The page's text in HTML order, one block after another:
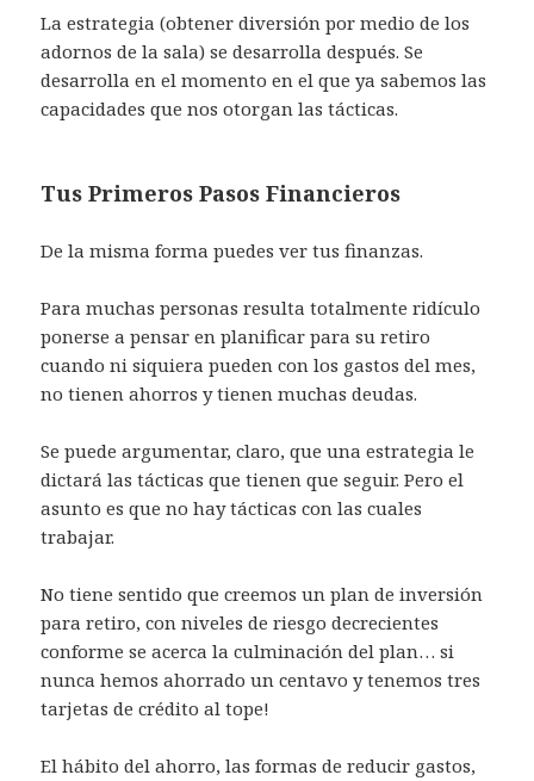
La estrategia (obtener diversión por medio de los
adornos de la sala) se desarrolla después. Se
desarrolla en el momento en el que ya sabemos las
capacidades que nos otorgan las tácticas.
Tus Primeros Pasos Financieros
De la misma forma puedes ver tus finanzas.
Para muchas personas resulta totalmente ridículo
ponerse a pensar en planificar para su retiro
cuando ni siquiera pueden con los gastos del mes,
no tienen ahorros y tienen muchas deudas.
Se puede argumentar, claro, que una estrategia le
dictará las tácticas que tienen que seguir. Pero el
asunto es que no hay tácticas con las cuales
trabajar.
No tiene sentido que creemos un plan de inversión
para retiro, con niveles de riesgo decrecientes
conforme se acerca la culminación del plan… si
nunca hemos ahorrado un centavo y tenemos tres
tarjetas de crédito al tope!
El hábito del ahorro, las formas de reducir gastos,